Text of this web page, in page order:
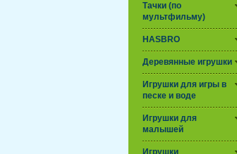
Тачки (по
мультфильму)
HASBRO
Деревянные игрушки
Игрушки для игры в
песке и воде
Игрушки для
малышей
Игрушки